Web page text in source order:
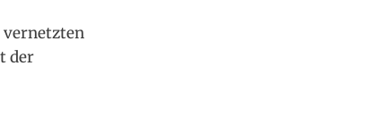
vernetzten
der